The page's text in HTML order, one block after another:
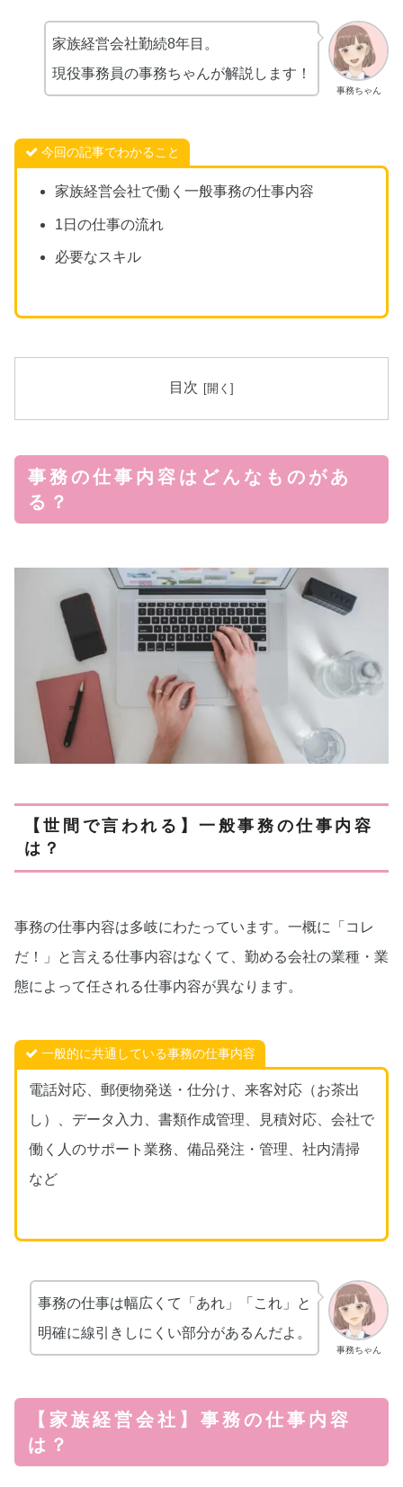
事務ちゃん
家族経営会社勤続8年目。
現役事務員の事務ちゃんが解説します！
今回の記事でわかること
家族経営会社で働く一般事務の仕事内容
1日の仕事の流れ
必要なスキル
目次
事務の仕事内容はどんなものがあ
る？
【世間で言われる】一般事務の仕事内容
は？
事務の仕事内容は多岐にわたっています。一概に「コレ
だ！」と言える仕事内容はなくて、勤める会社の業種・業
態によって任される仕事内容が異なります。
一般的に共通している事務の仕事内容
電話対応、郵便物発送・仕分け、来客対応（お茶出
し）、データ入力、書類作成管理、見積対応、会社で
働く人のサポート業務、備品発注・管理、社内清掃
など
事務ちゃん
事務の仕事は幅広くて「あれ」「これ」と
明確に線引きしにくい部分があるんだよ。
【家族経営会社】事務の仕事内容
は？